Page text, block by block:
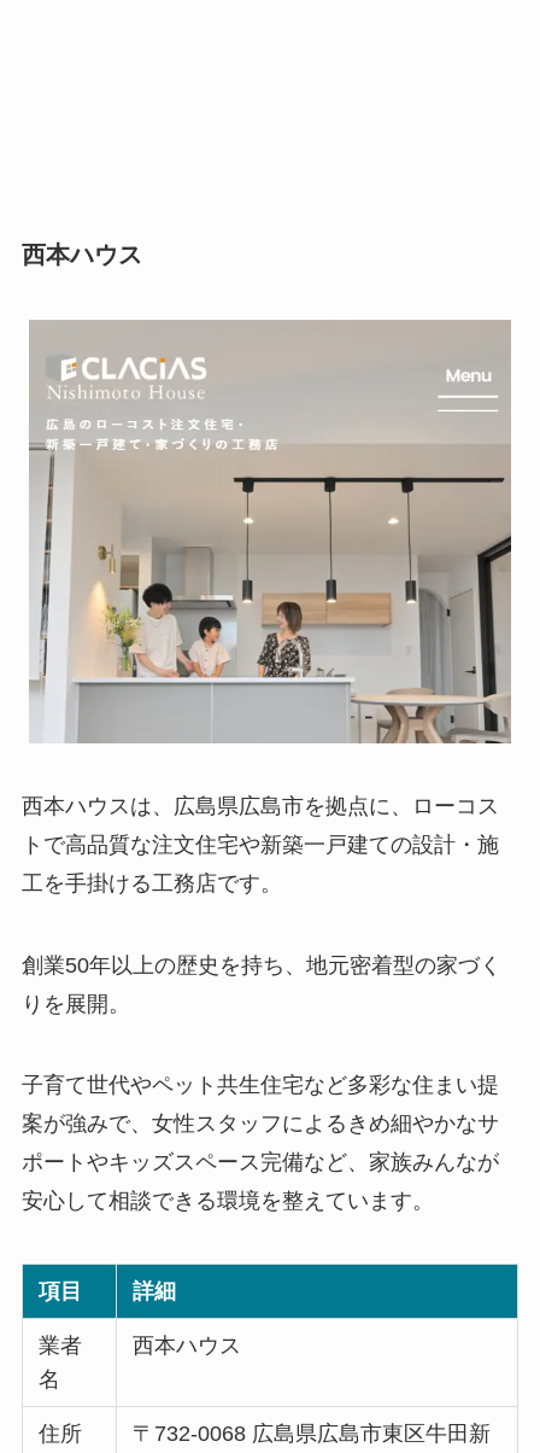
西本ハウス
西本ハウスは、広島県広島市を拠点に、ローコス
トで高品質な注文住宅や新築一戸建ての設計・施
工を手掛ける工務店です。
創業50年以上の歴史を持ち、地元密着型の家づく
りを展開。
子育て世代やペット共生住宅など多彩な住まい提
案が強みで、女性スタッフによるきめ細やかなサ
ポートやキッズスペース完備など、家族みんなが
安心して相談できる環境を整えています。
項目 詳細
業者
名
西本ハウス
住所
〒732-0068 広島県広島市東区牛田新